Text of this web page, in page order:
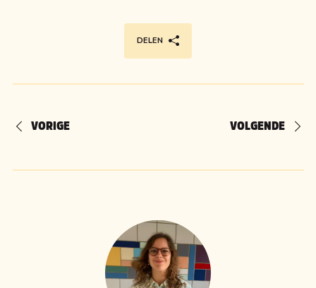
DELEN
VORIGE VOLGENDE